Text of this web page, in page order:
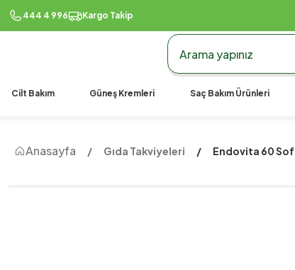
444 4 996 Kargo Takip
Cilt Bakım Güneş Kremleri Saç Bakım Ürünleri
Anasayfa Gıda Takviyeleri Endovita 60